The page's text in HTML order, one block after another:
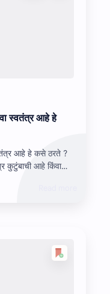
स्‍वतंत्र आहे हे
आहे हे कसे ठरते ?
कुटुंबाची आहे किंवा